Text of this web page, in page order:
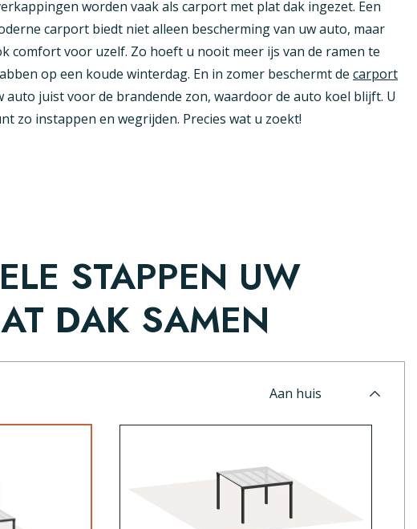
worden vaak als carport met plat dak ingezet. Een
carport biedt niet alleen bescherming van uw auto, maar
comfort voor uzelf. Zo hoeft u nooit meer ijs van de ramen te
op een koude winterdag. En in zomer beschermt de carport
auto juist voor de brandende zon, waardoor de auto koel blijft. U
zo instappen en wegrijden. Precies wat u zoekt!
STAPPEN UW
DAK SAMEN
Aan huis